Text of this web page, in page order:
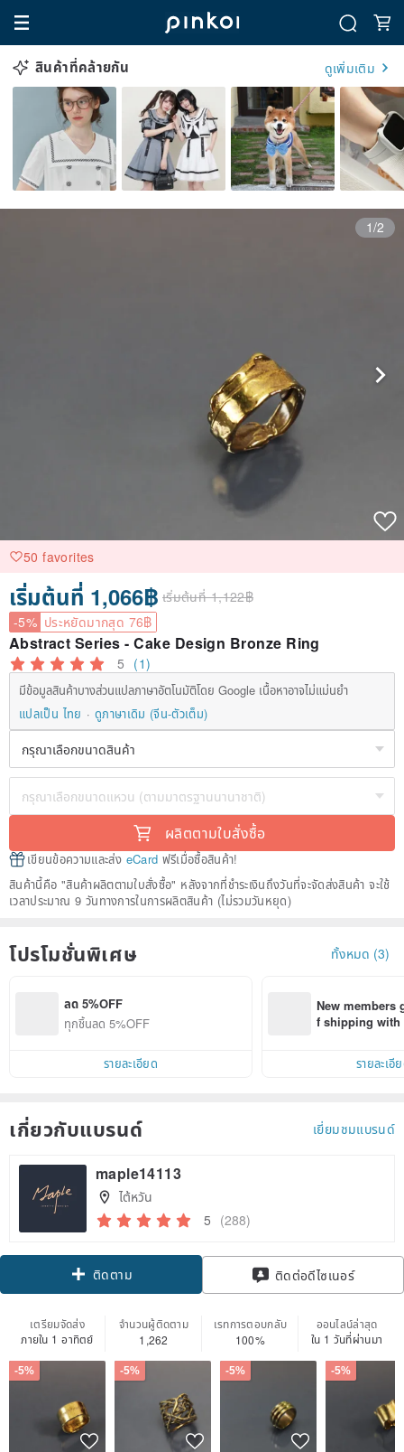
สินค้าที่คล้ายกัน ดูเพิ่มเติม
1/2
50 favorites
เริ่มต้นที่ 1,066฿ เริ่มต้นที่ 1,122฿
-5% ประหยัดมากสุด 76฿
Abstract Series - Cake Design Bronze Ring
5 (1)
มีข้อมูลสินค้าบางส่วนแปลภาษาอัตโนมัติโดย Google เนื้อหาอาจไม่แม่นยำ
แปลเป็น ไทย
ดูภาษาเดิม (จีน-ตัวเต็ม)
ผลิตตามใบสั่งซื้อ
เขียนข้อความและส่ง eCard ฟรีเมื่อซื้อสินค้า!
สินค้านี้คือ "สินค้าผลิตตามใบสั่งซื้อ" หลังจากที่ชำระเงินถึงวันที่จะจัดส่งสินค้า จะใช้
เวลาประมาณ 9 วันทางการในการผลิตสินค้า (ไม่รวมวันหยุด)
โปรโมชั่นพิเศษ ทั้งหมด (3)
ลด 5%OFF
ทุกชิ้นลด 5%OFF
รายละเอียด
New members
f shipping
within 7 days!
รายละเอี
เกี่ยวกับแบรนด์ เยี่ยมชมแบรนด์
maple14113
ไต้หวัน
5 (288)
ติดตาม ติดต่อดีไซเนอร์
เตรียมจัดส่ง
ภายใน 1 อาทิตย์
จำนวนผู้ติดตาม
1,262
เรทการตอบกลับ
100%
ออนไลน์ล่าสุด
ใน 1 วันที่ผ่านมา
-5% -5% -5% -5%